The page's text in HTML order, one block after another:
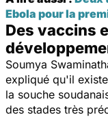
Ebola pour la
Des vaccins
Soumya
expliqué qu'il
la souche
des stades très